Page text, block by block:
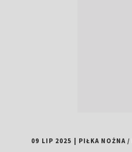
09 LIP 2025 PIŁKA NOŻNA/